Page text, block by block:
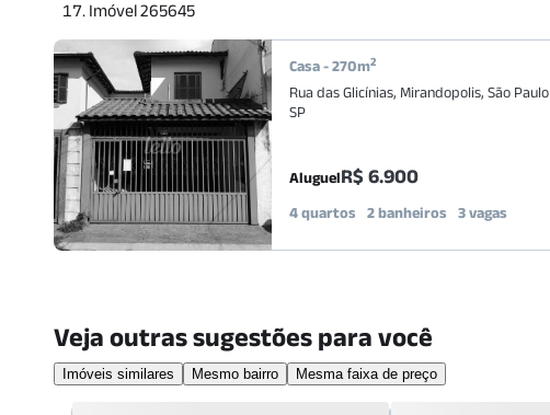
Imóvel 265645
Casa-270m2
Rua das Glicínias, Mirandopolis, São Paulo
SP
AluguelR$ 6.900
4 quartos 2 banheiros 3 vagas
Veja outras sugestões para você
Imóveis similares Mesmo bairro Mesma faixa de preço